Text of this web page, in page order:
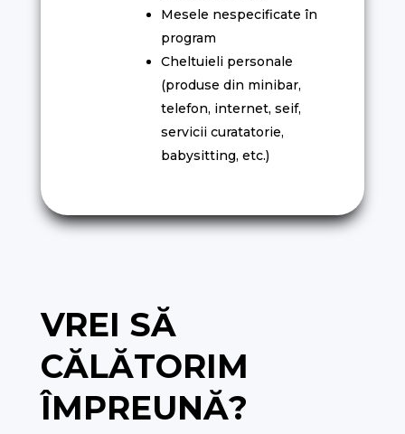
Mesele nespecificate în
program
Cheltuieli personale
(produse din minibar,
telefon, internet, seif,
servicii curatatorie,
babysitting, etc.)
VREI SĂ
CĂLĂTORIM
ÎMPREUNĂ?